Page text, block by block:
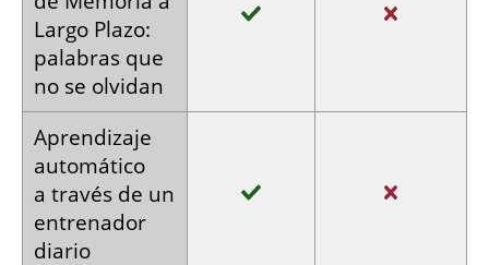
Largo Plazo:
palabras que
no se olvidan
Aprendizaje
automático
a través de un
entrenador
diario